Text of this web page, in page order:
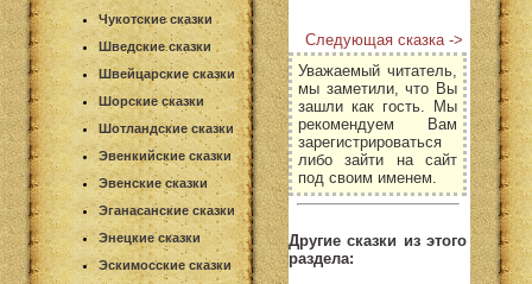
Чукотские сказки
Шведские сказки
Швейцарские сказки
Шорские сказки
Шотландские сказки
Эвенкийские сказки
Эвенские сказки
Эганасанские сказки
Энецкие сказки
Эскимосские сказки
Следующая сказка ->
Уважаемый читатель,
мы заметили, что Вы
зашли как гость. Мы
рекомендуем Вам
зарегистрироваться
либо зайти на сайт
под своим именем.
Другие сказки из этого
раздела: